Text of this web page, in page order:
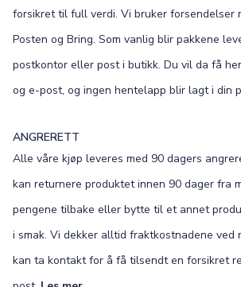
forsikret til full verdi. Vi bruker forsendelser
Posten og Bring. Som vanlig blir pakkene
postkontor eller post i butikk. Du vil da få
og e-post, og ingen hentelapp blir lagt i din
ANGRERETT
Alle våre kjøp leveres med 90 dagers
kan returnere produktet innen 90 dager fra
pengene tilbake eller bytte til et annet
i smak. Vi dekker alltid fraktkostnadene ved
kan ta kontakt for å få tilsendt en forsikret